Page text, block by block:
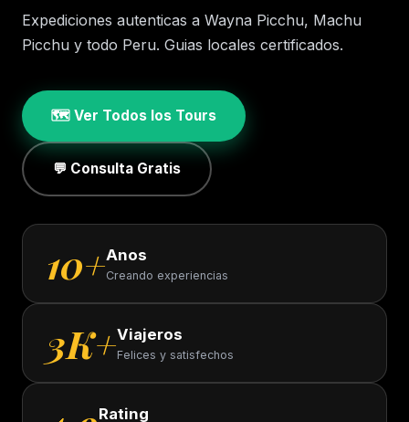
Expediciones autenticas a Wayna Picchu, Machu
Picchu y todo Peru. Guias locales certificados.
🗺️ Ver Todos los Tours
💬 Consulta Gratis
10+Anos
Creando experiencias
3K+Viajeros
Felices y satisfechos
Rating